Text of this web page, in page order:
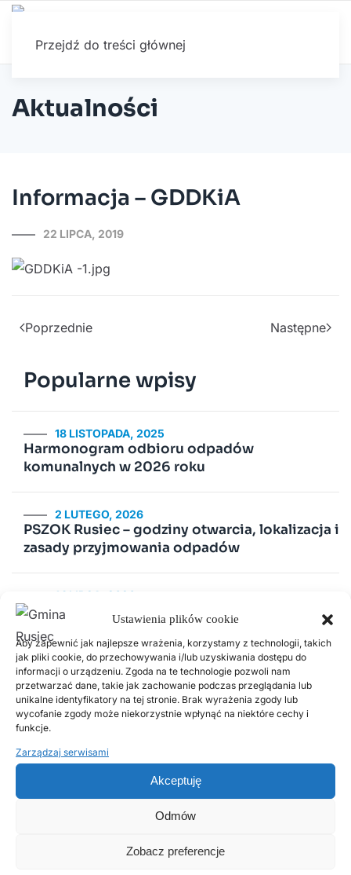
Ustawienia plików cookie
Aby zapewnić jak najlepsze wrażenia, korzystamy z technologii, takich
jak pliki cookie, do przechowywania i/lub uzyskiwania dostępu do
informacji o urządzeniu. Zgoda na te technologie pozwoli nam
przetwarzać dane, takie jak zachowanie podczas przeglądania lub
unikalne identyfikatory na tej stronie. Brak wyrażenia zgody lub
wycofanie zgody może niekorzystnie wpłynąć na niektóre cechy i
funkcje.
Zarządzaj serwisami
Akceptuję
Odmów
Zobacz preferencje
Przejdź do treści głównej
Aktualności
Informacja – GDDKiA
22 LIPCA, 2019
Poprzednie Następne
Popularne wpisy
18 LISTOPADA, 2025
Harmonogram odbioru odpadów
komunalnych w 2026 roku
2 LUTEGO, 2026
PSZOK Rusiec – godziny otwarcia, lokalizacja i
zasady przyjmowania odpadów
14 LIPCA, 2020
Kurenda
30 CZERWCA, 2026
Odnawialne źródła energii w Gminie Rusiec –
edycja 2, Fundusze Europejskie
Urząd Gminy w Ruścu
ul. Wieluńska 35, 97-438 Rusiec